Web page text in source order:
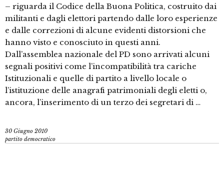
– riguarda il Codice della Buona Politica, costruito dai
militanti e dagli elettori partendo dalle loro esperienze
e dalle correzioni di alcune evidenti distorsioni che
hanno visto e conosciuto in questi anni.
Dall’assemblea nazionale del PD sono arrivati alcuni
segnali positivi come l’incompatibilità tra cariche
Istituzionali e quelle di partito a livello locale o
l’istituzione delle anagrafi patrimoniali degli eletti o,
ancora, l’inserimento di un terzo dei segretari di …
30 Giugno 2010
partito democratico